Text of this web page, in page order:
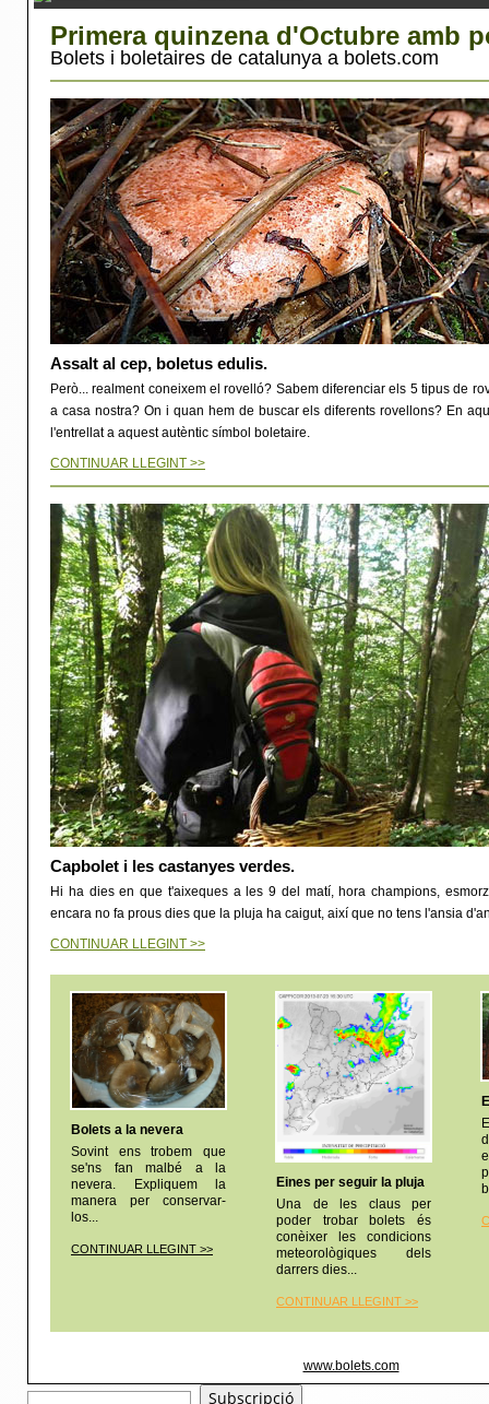
Primera quinzena d'Octubre amb
Bolets i boletaires de catalunya a bolets.com
Assalt al cep, boletus edulis.
Però... realment coneixem el rovelló? Sabem diferenciar els 5 tipus de
a casa nostra? On i quan hem de buscar els diferents rovellons? En
l'entrellat a aquest autèntic símbol boletaire.
CONTINUAR LLEGINT >>
Capbolet i les castanyes verdes.
Hi ha dies en que t'aixeques a les 9 del matí, hora champions,
encara no fa prous dies que la pluja ha caigut, així que no tens l'ansia
CONTINUAR LLEGINT >>
Bolets a la nevera
Sovint ens trobem que
se'ns fan malbé a la
nevera. Expliquem la
manera per conservar-
los...
CONTINUAR LLEGINT >>
Eines per seguir la pluja
Una de les claus per
poder trobar bolets és
conèixer les condicions
meteorològiques dels
darrers dies...
CONTINUAR LLEGINT >>
www.bolets.com